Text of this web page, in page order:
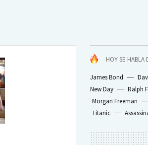
HOY SE HABLA
James Bond
New Day
Ralph
Morgan Freeman
Titanic